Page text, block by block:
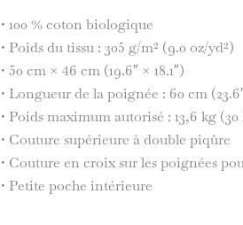
• 100 % coton biologique
• Poids du tissu : 305 g/m² (9.0 oz/yd²)
• 50 cm × 46 cm (19.6″ × 18.1″)
• Longueur de la poignée : 60 cm
• Poids maximum autorisé : 13,6 kg (30
• Couture supérieure à double piqûre
• Couture en croix sur les poignées
• Petite poche intérieure